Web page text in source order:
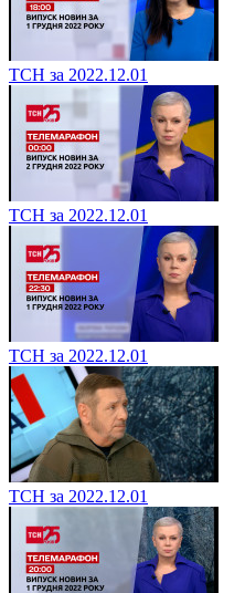
ТСН за 2022.12.01
ТСН за 2022.12.01
ТСН за 2022.12.01
ТСН за 2022.12.01